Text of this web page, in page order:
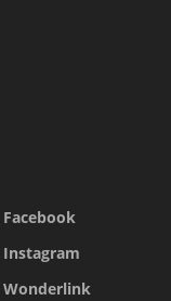
Facebook
Instagram
Wonderlink